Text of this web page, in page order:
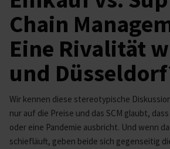
Chain
Eine Rivalität
und
Wir kennen diese stereotypische
nur auf die Preise und das SCM glaubt,
oder eine Pandemie ausbricht. Und wenn
schiefläuft, geben beide sich gegenseitig